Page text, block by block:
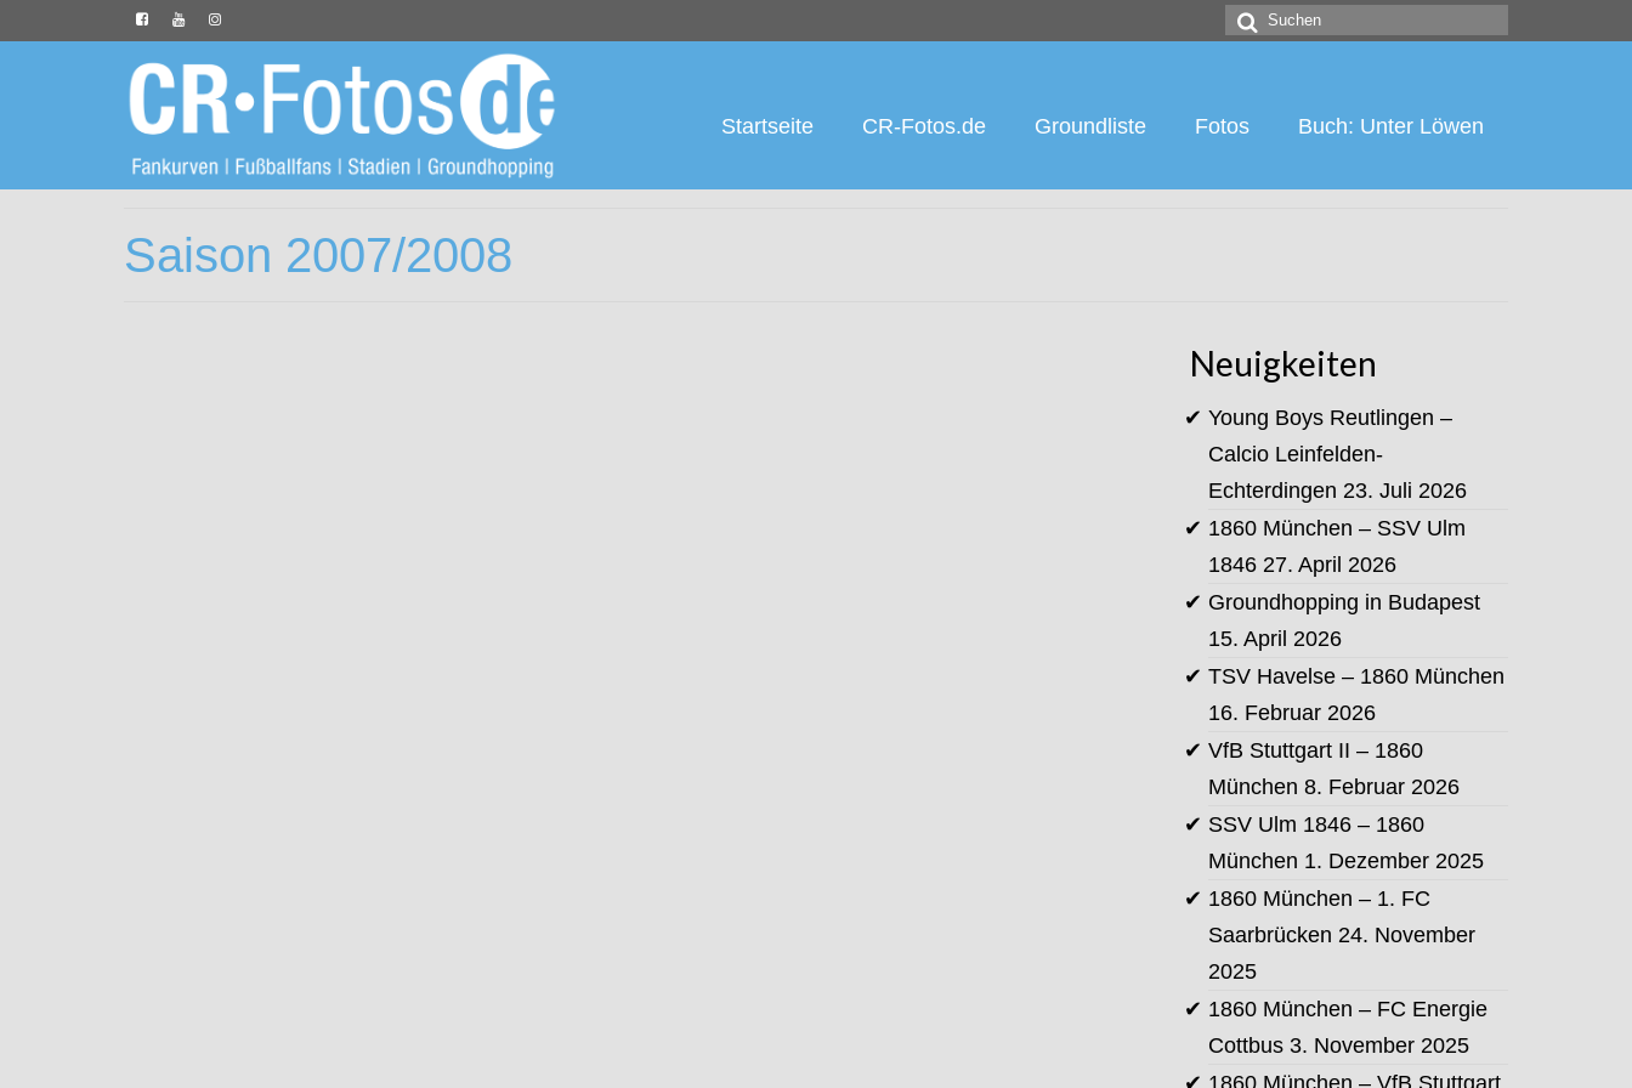
Suchen
nach:
Startseite CR-Fotos.de Groundliste Fotos Buch: Unter Löwen
Saison 2007/2008
Neuigkeiten
Young Boys Reutlingen –
Calcio Leinfelden-
Echterdingen 23. Juli 2026
1860 München – SSV Ulm
1846 27. April 2026
Groundhopping in Budapest
15. April 2026
TSV Havelse – 1860 München
16. Februar 2026
VfB Stuttgart II – 1860
München 8. Februar 2026
SSV Ulm 1846 – 1860
München 1. Dezember 2025
1860 München – 1. FC
Saarbrücken 24. November
2025
1860 München – FC Energie
Cottbus 3. November 2025
1860 München – VfB Stuttgart